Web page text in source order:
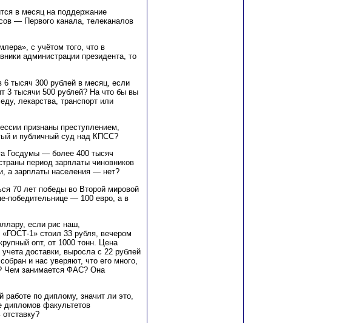
в месяц на поддержание
— Первого канала, телеканалов
с учётом того, что в
администрации президента, то
тысяч 300 рублей в месяц, если
3 тысячи 500 рублей? На что бы вы
лекарства, транспорт или
признаны преступлением,
и публичный суд над КПСС?
Госдумы — более 400 тысяч
период зарплаты чиновников
а зарплаты населения — нет?
70 лет победы во Второй мировой
победительнице — 100 евро, а в
если рис наш,
1» стоил 33 рубля, вечером
опт, от 1000 тонн. Цена
доставки, выросла с 22 рублей
и нас уверяют, что его много,
Чем занимается ФАС? Она
работе по диплому, значит ли это,
факультетов